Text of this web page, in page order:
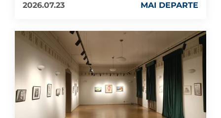
2026.07.23
MAI DEPARTE